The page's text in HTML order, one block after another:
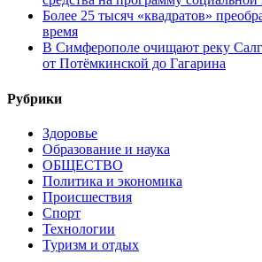
Более 25 тысяч «квадратов»
время
В Симферополе очищают реку
от Потёмкинской до Гагарина
Рубрики
Здоровье
Образование и наука
ОБЩЕСТВО
Политика и экономика
Происшествия
Спорт
Технологии
Туризм и отдых